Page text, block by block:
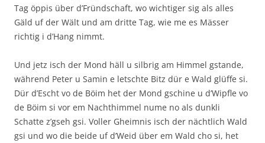
Tag öppis über d’Fründschaft, wo wichtiger sig als alles
Gäld uf der Wält und am dritte Tag, wie me es Mässer
richtig i d’Hang nimmt.
Und jetz isch der Mond häll u silbrig am Himmel gstande,
während Peter u Samin e letschte Bitz dür e Wald glüffe si.
Dür d’Escht vo de Böim het der Mond gschine u d’Wipfle vo
de Böim si vor em Nachthimmel nume no als dunkli
Schatte z’gseh gsi. Voller Gheimnis isch der nächtlich Wald
gsi und wo die beide uf d’Weid über em Wald cho si, het